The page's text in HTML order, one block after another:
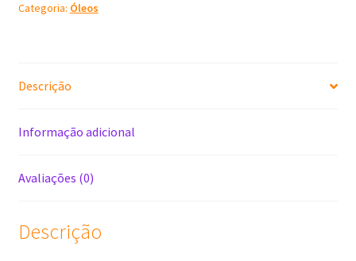
Bothanic
100
quantidade
Categoria: Óleos
Descrição
Informação adicional
Avaliações (0)
Descrição